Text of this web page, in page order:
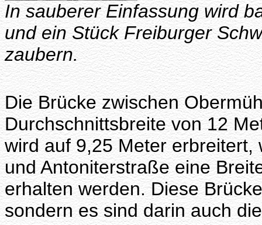
In sauberer Einfassung wird
und ein Stück Freiburger
zaubern.
Die Brücke zwischen
Durchschnittsbreite von 12
wird auf 9,25 Meter erbreitert,
und Antoniterstraße eine
erhalten werden. Diese
sondern es sind darin auch